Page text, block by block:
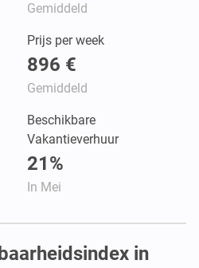
Gemiddeld
Prijs per week
896 €
Gemiddeld
Beschikbare
Vakantieverhuur
21%
In Mei
in